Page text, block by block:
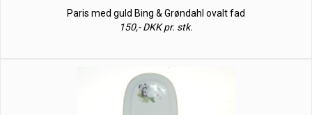
Paris med guld Bing & Grøndahl ovalt fad
150,- DKK pr. stk.